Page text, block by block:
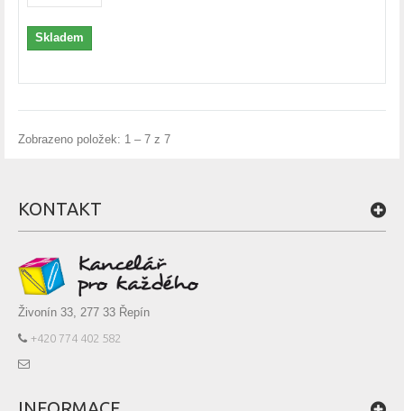
Skladem
Zobrazeno položek: 1 – 7 z 7
KONTAKT
Živonín 33, 277 33 Řepín
+420 774 402 582